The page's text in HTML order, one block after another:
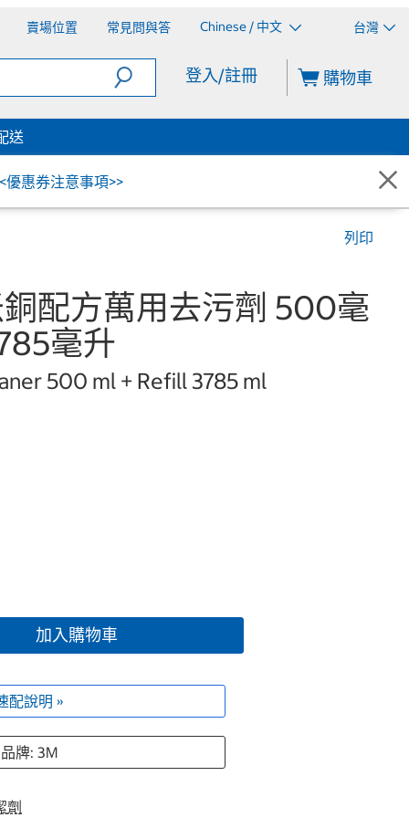
賣場位置 常見問與答 Chinese / 中文 台灣
登入/註冊 購物車
送
優惠券注意事項>>
列印
配方萬用去污劑 500毫
毫升
500 ml + Refill 3785 ml
加入購物車
配說明 »
品牌: 3M
劑